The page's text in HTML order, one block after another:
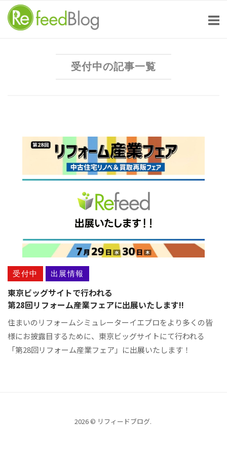
Skip
to
受付中の記事一覧
受付中 出展情報
東京ビッグサイトで行われる
第28回リフォーム産業フェアに出展いたします!!
住まいのリフォームシミュレーターイエプロをより多くの皆
様にお披露目するために、東京ビッグサイトにて行われる
「第28回リフォーム産業フェア」に出展いたします！
2026 © リフィードブログ.